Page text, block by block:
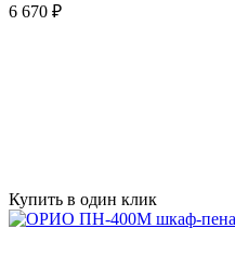
6 670 ₽
Купить в один клик